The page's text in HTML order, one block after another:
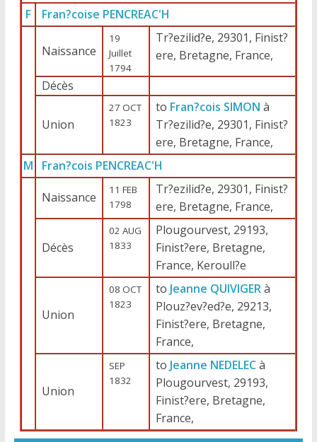
F
Fran?coise PENCREAC'H
Naissance
19
Juillet
1794
Tr?ezilid?e, 29301, Finist?
ere, Bretagne, France,
Décès
Union
27 OCT
1823
to Fran?cois SIMON à
Tr?ezilid?e, 29301, Finist?
ere, Bretagne, France,
M
Fran?cois PENCREAC'H
Naissance
11 FEB
1798
Tr?ezilid?e, 29301, Finist?
ere, Bretagne, France,
Décès
02 AUG
1833
Plougourvest, 29193,
Finist?ere, Bretagne,
France, Keroull?e
Union
08 OCT
1823
to Jeanne QUIVIGERà
Plouz?ev?ed?e, 29213,
Finist?ere, Bretagne,
France,
Union
SEP
1832
to Jeanne NEDELECà
Plougourvest, 29193,
Finist?ere, Bretagne,
France,